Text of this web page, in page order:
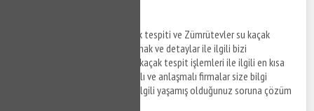
Zümrütevler kırmadan su kaçak tespiti ve Zümrütevler su kaçak
bulma hizmeti ile ilgili bilgi almak ve detaylar ile ilgili bizi
arayabilirsiniz. Zümrütevler su kaçak tespit işlemleri ile ilgili en kısa
sürede teknik konuda donanımlı ve anlaşmalı firmalar size bilgi
verecek ve su kaçak tespiti ile ilgili yaşamış olduğunuz soruna çözüm